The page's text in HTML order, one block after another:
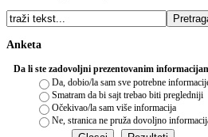
Anketa
Da li ste zadovoljni prezentovanim
Da, dobio/la sam sve potrebne
Smatram da bi sajt trebao biti pregledniji
Očekivao/la sam više informacija
Ne, stranica ne pruža dovoljno